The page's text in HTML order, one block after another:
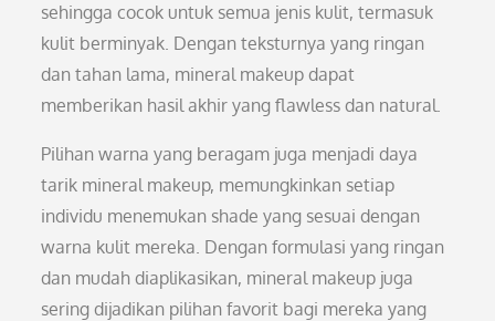
sehingga cocok untuk semua jenis kulit, termasuk
kulit berminyak. Dengan teksturnya yang ringan
dan tahan lama, mineral makeup dapat
memberikan hasil akhir yang flawless dan natural.
Pilihan warna yang beragam juga menjadi daya
tarik mineral makeup, memungkinkan setiap
individu menemukan shade yang sesuai dengan
warna kulit mereka. Dengan formulasi yang ringan
dan mudah diaplikasikan, mineral makeup juga
sering dijadikan pilihan favorit bagi mereka yang